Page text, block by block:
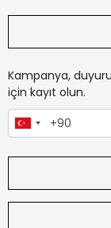
Kampanya,
için kayıt olun.